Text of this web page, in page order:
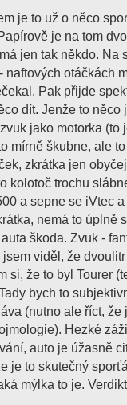
je to už o něco
je na tom
jen tak někdo. Na
naftových otáčkách
Pak přijde
dít. Jenže to něco
jako motorka (to
mírně škubne, ale
zkrátka jen
kolotoč trochu
a sepne se iVtec
nemá to úplně
škoda. Zvuk -
jsem viděl, že
si, že to byl Tourer
bych to
(nutno ale říct, že
Hezké
auto je úžasně
je to skutečný
mýlka to je.